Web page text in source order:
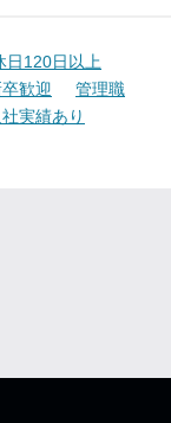
日120日以上
歓迎
管理職
社実績あり